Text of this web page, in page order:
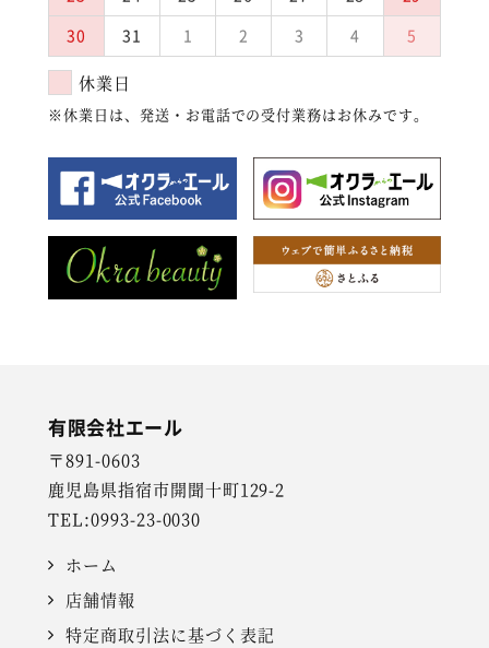
30
31 1 2 3 4 5
休業日
※休業日は、発送・お電話での受付業務はお休みです。
有限会社エール
〒891-0603
鹿児島県指宿市開聞十町129-2
TEL:0993-23-0030
ホーム
店舗情報
特定商取引法に基づく表記